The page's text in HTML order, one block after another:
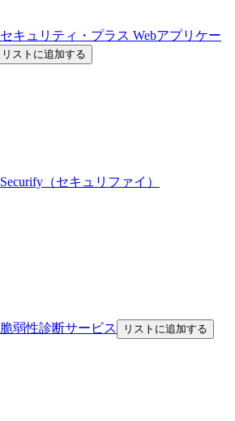
セキュリティ・プラス Webアプリケー
リストに追加する
Securify（セキュリファイ）
脆弱性診断サービス リストに追加する